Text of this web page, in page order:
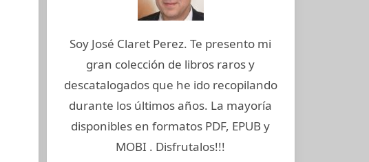
Soy José Claret Perez. Te presento mi
gran colección de libros raros y
descatalogados que he ido recopilando
durante los últimos años. La mayoría
disponibles en formatos PDF, EPUB y
MOBI . Disfrutalos!!!